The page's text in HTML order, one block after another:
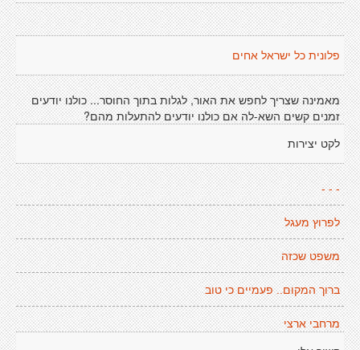
פלונית כל ישראל אחים
מאמינה שצריך לחפש את האור, לגלות בתוך החוסר... כולנו יודעים
זמנים קשים השא-לה אם כולנו יודעים להתעלות מהם?
לקט יצירות
- - -
לפרוץ מעגל
משפט שכזה
ברוך המקום.. פעמיים כי טוב
מרחבי ארצי